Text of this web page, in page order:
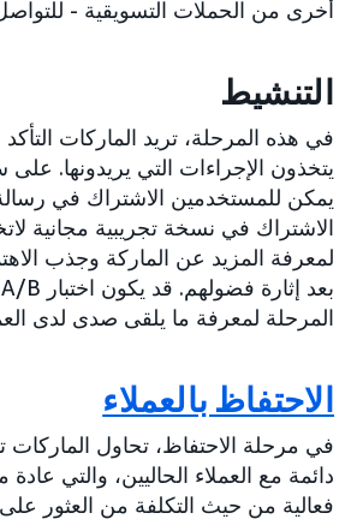
أخرى من الحملات التسويقية -
التنشيط
في هذه المرحلة، تريد الماركات
يتخذون الإجراءات التي يريدونها. على
يمكن للمستخدمين الاشتراك في رسالة
الاشتراك في نسخة تجريبية مجانية
لمعرفة المزيد عن الماركة وجذب
المرحلة لمعرفة ما يلقى صدى لدى
الاحتفاظ بالعملاء
في مرحلة الاحتفاظ، تحاول الماركات
دائمة مع العملاء الحاليين، والتي عادة
فعالية من حيث التكلفة من العثور